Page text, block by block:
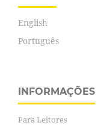
English
Português
INFORMAÇÕES
Para Leitores